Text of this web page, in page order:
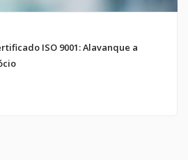
ISO 9001: Alavanque a